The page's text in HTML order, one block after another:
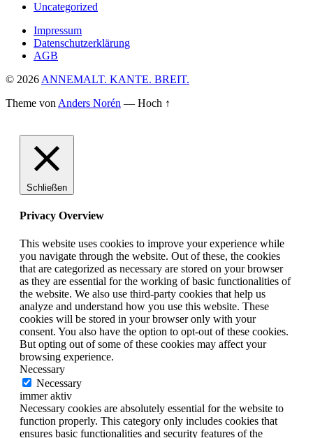
Uncategorized
Impressum
Datenschutzerklärung
AGB
© 2026 ANNEMALT. KANTE. BREIT.
Theme von Anders Norén — Hoch ↑
Schließen
Privacy Overview
This website uses cookies to improve your experience while
you navigate through the website. Out of these, the cookies
that are categorized as necessary are stored on your browser
as they are essential for the working of basic functionalities of
the website. We also use third-party cookies that help us
analyze and understand how you use this website. These
cookies will be stored in your browser only with your
consent. You also have the option to opt-out of these cookies.
But opting out of some of these cookies may affect your
browsing experience.
Necessary
Necessary
immer aktiv
Necessary cookies are absolutely essential for the website to
function properly. This category only includes cookies that
ensures basic functionalities and security features of the